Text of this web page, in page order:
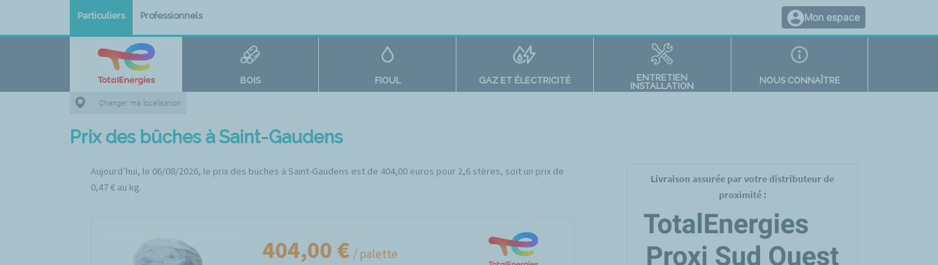
Particuliers Professionnels Mon espace
BOIS FIOUL GAZ ET ÉLECTRICITÉ
ENTRETIEN
INSTALLATION
NOUS CONNAÎTRE
Changer ma localisation
Prix des bûches à Saint-Gaudens
Aujourd’hui, le 06/08/2026, le prix des buches à Saint-Gaudens est de 404,00 euros pour 2,6 stères, soit un prix de
0,47 € au kg.
404,00 € / palette
Livraison assurée par votre distributeur de
proximité :